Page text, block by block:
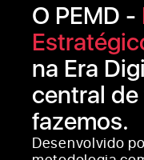
O PEMD -
na Era
central
fazemos.
Desenvolvido